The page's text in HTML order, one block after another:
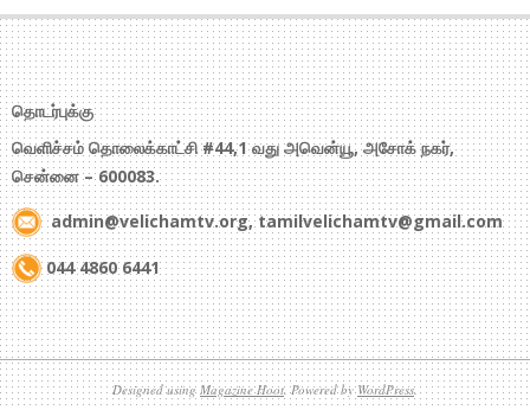
தொடர்புக்கு
வெளிச்சம் தொலைக்காட்சி #44,1 வது அவென்யூ, அசோக் நகர்,
சென்னை – 600083.
admin@velichamtv.org, tamilvelichamtv@gmail.com
044 4860 6441
Designed using Magazine Hoot. Powered byWordPress.